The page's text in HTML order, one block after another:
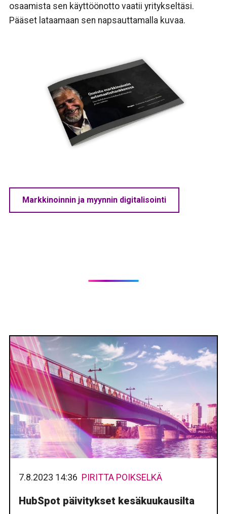
osaamista sen käyttöönotto vaatii yritykseltäsi.
Pääset lataamaan sen napsauttamalla kuvaa.
Markkinoinnin ja myynnin digitalisointi
7.8.2023 14:36 PIRITTA POIKSELKÄ
HubSpot päivitykset kesäkuukausilta